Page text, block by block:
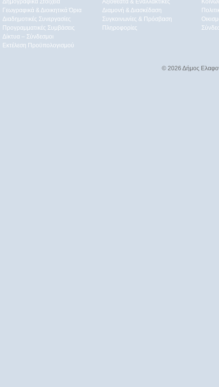
Δημογραφικά Στοιχεία
Γεωγραφικά & Διοικητικά Όρια
Διαδημοτικές Συνεργασίες
Προγραμματικές Συμβάσεις
Δίκτυα – Σύνδεσμοι
Εκτέλεση Προϋπολογισμού
Αξιοθέατα & Eναλλακτικές
Διαμονή & Διασκέδαση
Συγκοινωνίες & Πρόσβαση
Πληροφορίες
© 2026 Δήμος